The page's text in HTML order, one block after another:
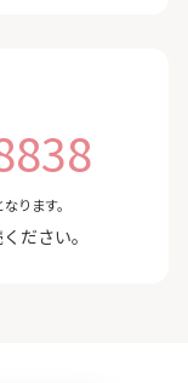
ります。
ださい。